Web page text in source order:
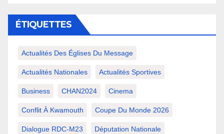
ÉTIQUETTES
Actualités Des Églises Du Message
Actualités Nationales Actualités Sportives
Business CHAN2024 Cinema
Conflit À Kwamouth Coupe Du Monde 2026
Dialogue RDC-M23 Députation Nationale